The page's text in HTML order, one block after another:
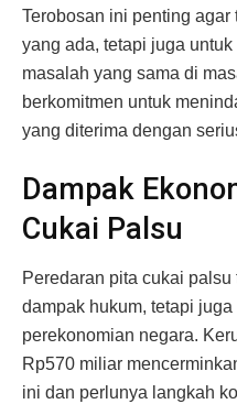
Terobosan ini penting
yang ada, tetapi juga
masalah yang sama di
berkomitmen untuk
yang diterima dengan
Dampak
Cukai Palsu
Peredaran pita cukai
dampak hukum, tetapi
perekonomian negara.
Rp570 miliar
ini dan perlunya langkah